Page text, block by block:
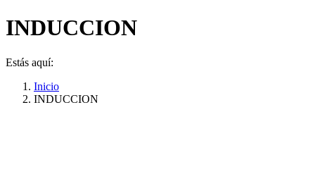
INDUCCION
Estás aquí:
Inicio
INDUCCION